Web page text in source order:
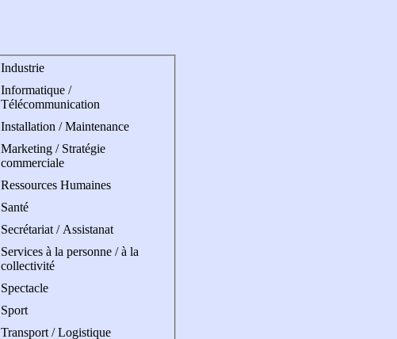
Industrie
Informatique /
Télécommunication
Installation / Maintenance
Marketing / Stratégie
commerciale
Ressources Humaines
Santé
Secrétariat / Assistanat
Services à la personne / à la
collectivité
Spectacle
Sport
Transport / Logistique